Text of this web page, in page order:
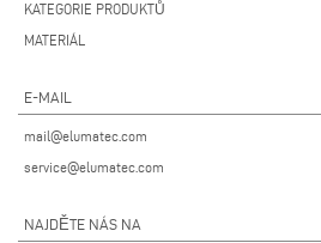
KATEGORIE PRODUKTŮ
MATERIÁL
E-MAIL
mail@elumatec.com
service@elumatec.com
NAJDĚTE NÁS NA